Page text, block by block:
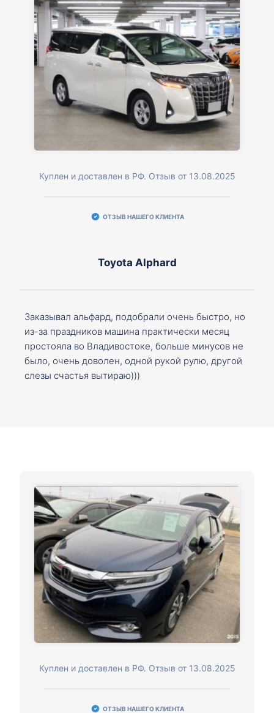
Куплен и доставлен в РФ. Отзыв от 13.08.2025
ОТЗЫВ НАШЕГО КЛИЕНТА
Toyota Alphard
Заказывал альфард, подобрали очень быстро, но
из-за праздников машина практически месяц
простояла во Владивостоке, больше минусов не
было, очень доволен, одной рукой рулю, другой
слезы счастья вытираю)))
Куплен и доставлен в РФ. Отзыв от 13.08.2025
ОТЗЫВ НАШЕГО КЛИЕНТА